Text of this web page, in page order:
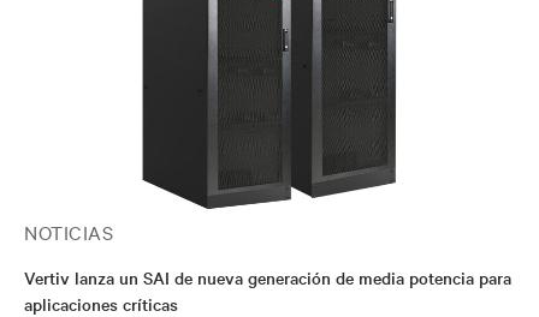
NOTICIAS
Vertiv lanza un SAI de nueva generación de media potencia para
aplicaciones críticas